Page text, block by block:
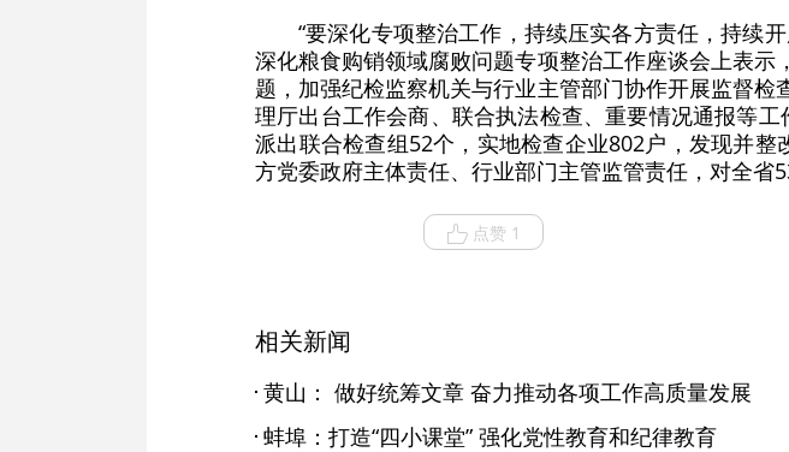
“要深化专项整治工作，持续压实各方责任，持续
深化粮食购销领域腐败问题专项整治工作座谈会上表
题，加强纪检监察机关与行业主管部门协作开展监督
理厅出台工作会商、联合执法检查、重要情况通报等
派出联合检查组52个，实地检查企业802户，发现并
方党委政府主体责任、行业部门主管监管责任，对全省
点赞 1
相关新闻
黄山： 做好统筹文章 奋力推动各项工作高质量发展
蚌埠：打造“四小课堂” 强化党性教育和纪律教育